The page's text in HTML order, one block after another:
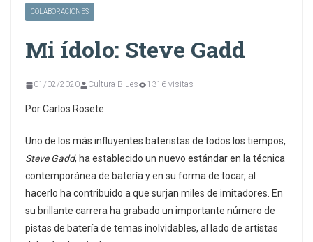
COLABORACIONES
Mi ídolo: Steve Gadd
01/02/2020 Cultura Blues 1316 visitas
Por Carlos Rosete.
Uno de los más influyentes bateristas de todos los tiempos,
Steve Gadd, ha establecido un nuevo estándar en la técnica
contemporánea de batería y en su forma de tocar, al
hacerlo ha contribuido a que surjan miles de imitadores. En
su brillante carrera ha grabado un importante número de
pistas de batería de temas inolvidables, al lado de artistas